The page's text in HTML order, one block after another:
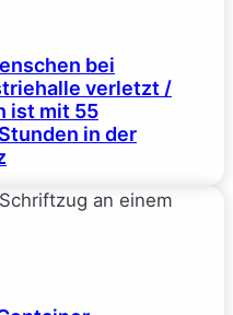
bei
verletzt /
ist mit 55
in der